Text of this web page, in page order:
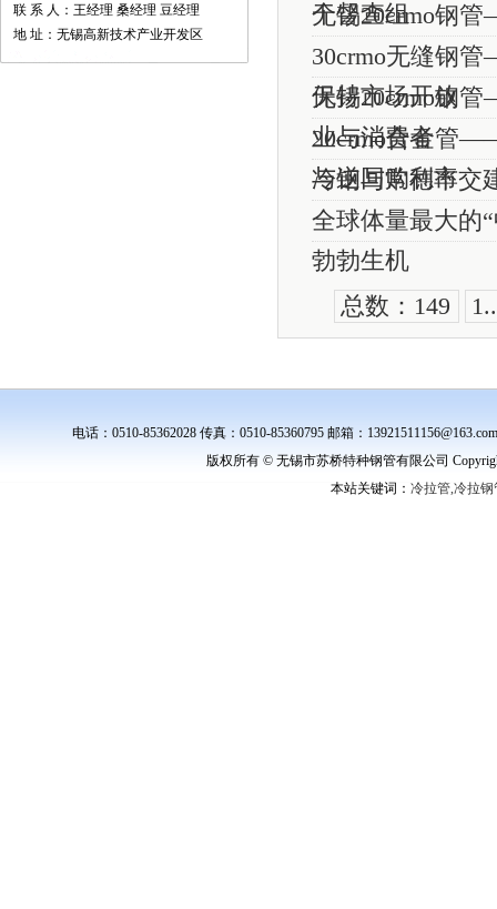
联 系 人：王经理 桑经理 豆经理
地 址：无锡高新技术产业开发区
个督查组
无锡20crmo钢
30crmo无缝钢
保持市场开放
无锡20crmo钢
业与消费者
20crmo合金管
与逆回购利率
冷钢与常德市交
全球体量最大的
勃勃生机
总数：149
1..
电话：0510-85362028 传真：0510-85360795 邮箱：
版权所有 © 无锡市苏桥特种钢管有限公司
本站关键词： 冷拉管,冷拉